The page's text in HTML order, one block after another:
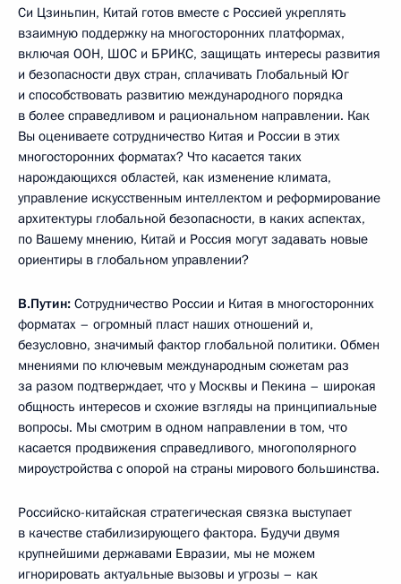
Си Цзиньпин, Китай готов вместе с Россией укреплять
взаимную поддержку на многосторонних платформах,
включая ООН, ШОС и БРИКС, защищать интересы развития
и безопасности двух стран, сплачивать Глобальный Юг
и способствовать развитию международного порядка
в более справедливом и рациональном направлении. Как
Вы оцениваете сотрудничество Китая и России в этих
многосторонних форматах? Что касается таких
нарождающихся областей, как изменение климата,
управление искусственным интеллектом и реформирование
архитектуры глобальной безопасности, в каких аспектах,
по Вашему мнению, Китай и Россия могут задавать новые
ориентиры в глобальном управлении?
В.Путин: Сотрудничество России и Китая в многосторонних
форматах – огромный пласт наших отношений и,
безусловно, значимый фактор глобальной политики. Обмен
мнениями по ключевым международным сюжетам раз
за разом подтверждает, что у Москвы и Пекина – широкая
общность интересов и схожие взгляды на принципиальные
вопросы. Мы смотрим в одном направлении в том, что
касается продвижения справедливого, многополярного
мироустройства с опорой на страны мирового большинства.
Российско-китайская стратегическая связка выступает
в качестве стабилизирующего фактора. Будучи двумя
крупнейшими державами Евразии, мы не можем
игнорировать актуальные вызовы и угрозы – как